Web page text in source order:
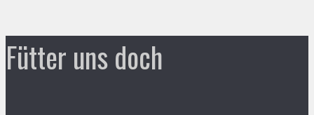
Fütter uns doch